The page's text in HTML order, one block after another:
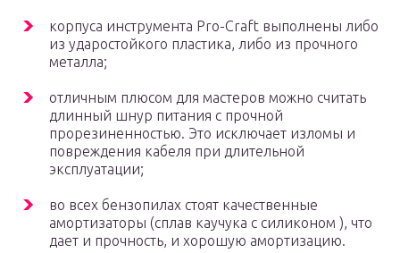
корпуса инструмента Pro-Craft выполнены либо
из ударостойкого пластика, либо из прочного
металла;
отличным плюсом для мастеров можно считать
длинный шнур питания с прочной
прорезиненностью. Это исключает изломы и
повреждения кабеля при длительной
эксплуатации;
во всех бензопилах стоят качественные
амортизаторы (сплав каучука с силиконом ), что
дает и прочность, и хорошую амортизацию.